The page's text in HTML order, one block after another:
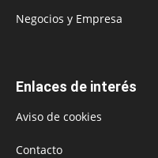
Negocios y Empresa
Enlaces de interés
Aviso de cookies
Contacto